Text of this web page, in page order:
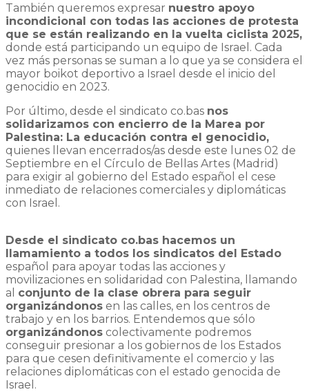
También queremos expresar nuestro apoyo
incondicional con todas las acciones de protesta
que se están realizando en la vuelta ciclista 2025,
donde está participando un equipo de Israel. Cada
vez más personas se suman a lo que ya se considera el
mayor boikot deportivo a Israel desde el inicio del
genocidio en 2023.
Por último, desde el sindicato co.bas nos
solidarizamos con encierro de la Marea por
Palestina: La educación contra el genocidio,
quienes llevan encerrados/as desde este lunes 02 de
Septiembre en el Círculo de Bellas Artes (Madrid)
para exigir al gobierno del Estado español el cese
inmediato de relaciones comerciales y diplomáticas
con Israel.
Desde el sindicato co.bas hacemos un
llamamiento a todos los sindicatos del Estado
español para apoyar todas las acciones y
movilizaciones en solidaridad con Palestina, llamando
al conjunto de la clase obrera para seguir
organizándonos en las calles, en los centros de
trabajo y en los barrios. Entendemos que sólo
organizándonos colectivamente podremos
conseguir presionar a los gobiernos de los Estados
para que cesen definitivamente el comercio y las
relaciones diplomáticas con el estado genocida de
Israel.